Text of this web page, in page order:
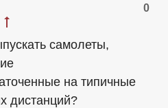
0
самолеты,
на типичные
дистанций?